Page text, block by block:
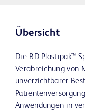
Übersicht
Die BD Plastipak™
Verabreichung von
unverzichtbarer
Anwendungen in